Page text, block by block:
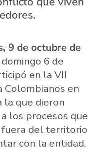
9 de octubre de
6 de
en la VII
Colombianos en
la que dieron
los procesos que
fuera del territorio
con la entidad.